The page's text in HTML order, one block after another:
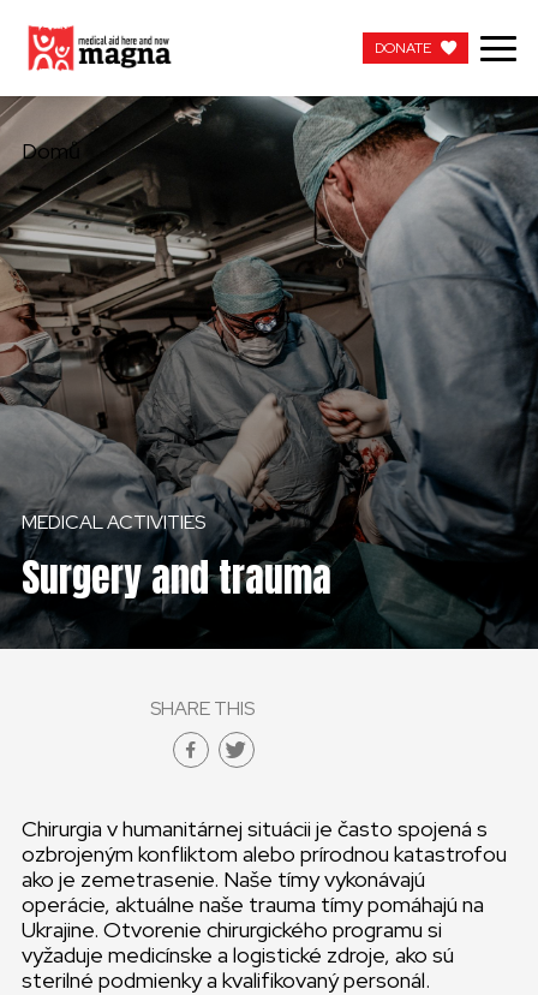
DONATE
DONATE
Domů
MEDICAL ACTIVITIES
Surgery and trauma
SHARE THIS
Chirurgia v humanitárnej situácii je často spojená s
ozbrojeným konfliktom alebo prírodnou katastrofou
ako je zemetrasenie. Naše tímy vykonávajú
operácie, aktuálne naše trauma tímy pomáhajú na
Ukrajine. Otvorenie chirurgického programu si
vyžaduje medicínske a logistické zdroje, ako sú
sterilné podmienky a kvalifikovaný personál.